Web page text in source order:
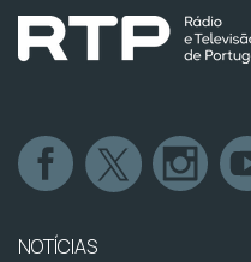
NOTÍCIAS